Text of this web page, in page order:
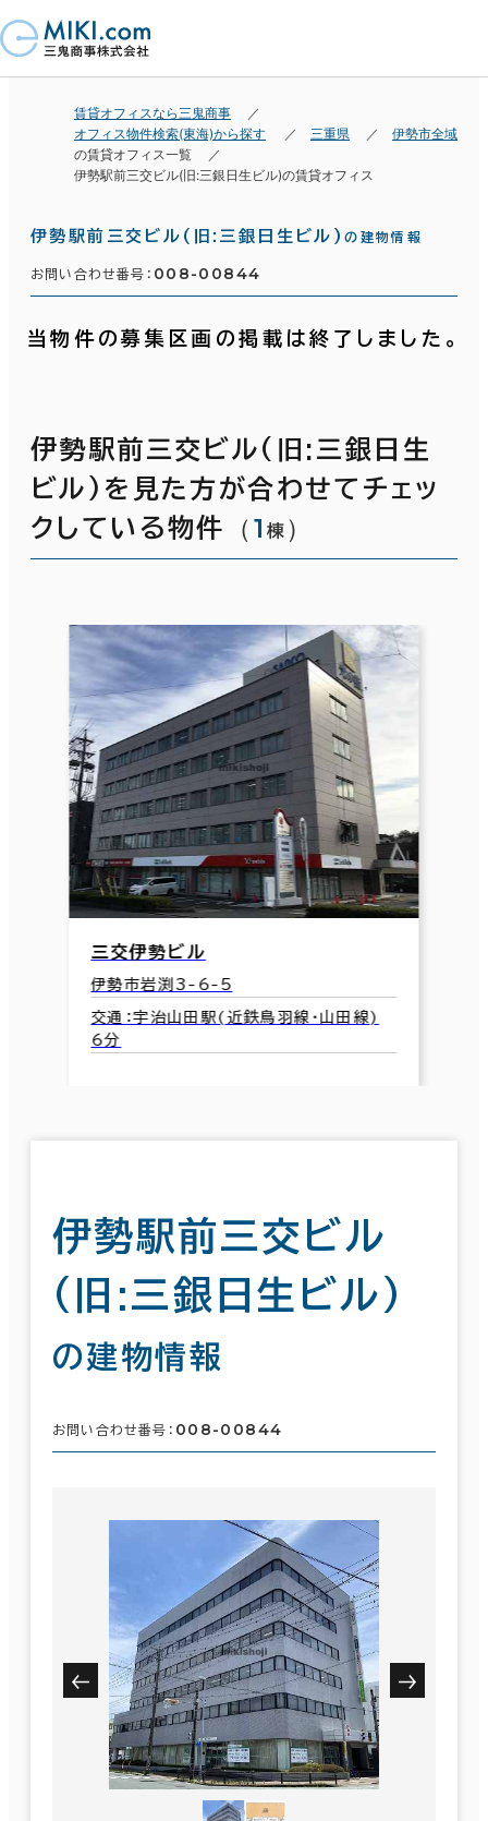
賃貸オフィスなら三鬼商事
オフィス物件検索(東海)から探す
三重県
伊勢市全域
の賃貸オフィス一覧
伊勢駅前三交ビル(旧:三銀日生ビル)の賃貸オフィス
伊勢駅前三交ビル(旧:三銀日生ビル)の建物情報
お問い合わせ番号： 008-00844
当物件の募集区画の掲載は終了しました。
伊勢駅前三交ビル(旧:三銀日生
ビル)を見た方が合わせてチェッ
クしている物件
（1 棟 ）
三交伊勢ビル
伊勢市岩渕3-6-5
交通：宇治山田駅(近鉄鳥羽線･山田線)
6分
伊勢駅前三交ビル
(旧:三銀日生ビル)
の建物情報
お問い合わせ番号： 008-00844